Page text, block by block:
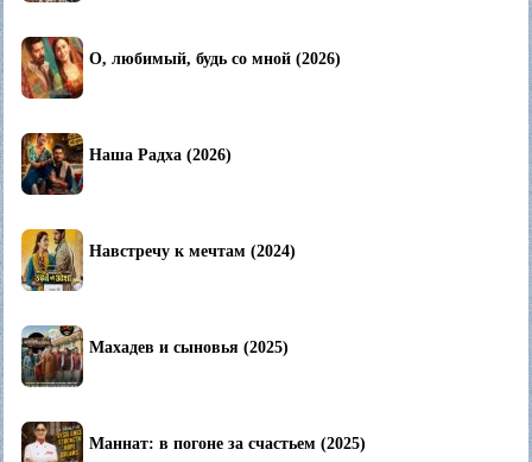
О, любимый, будь со мной (2026)
Наша Радха (2026)
Навстречу к мечтам (2024)
Махадев и сыновья (2025)
Маннат: в погоне за счастьем (2025)